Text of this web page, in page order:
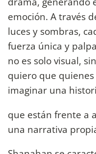
emoción. A través
luces y sombras,
fuerza única y
no es solo visual,
quiero que
imaginar una
que están frente a
una narrativa